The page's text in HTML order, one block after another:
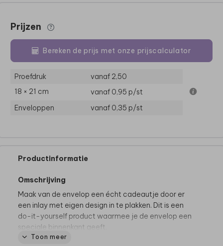
Prijzen
Bereken de prijs met onze prijscalculator
Proefdruk
vanaf 2,50
18 × 21 cm
vanaf 0,95 p/st
Enveloppen
vanaf 0,35 p/st
Productinformatie
Omschrijving
Maak van de envelop een écht cadeautje door er
een inlay met eigen design in te plakken. Dit is een
do-it-yourself product waarmee je de envelop een
speciale binnenkant geeft.
Toon meer